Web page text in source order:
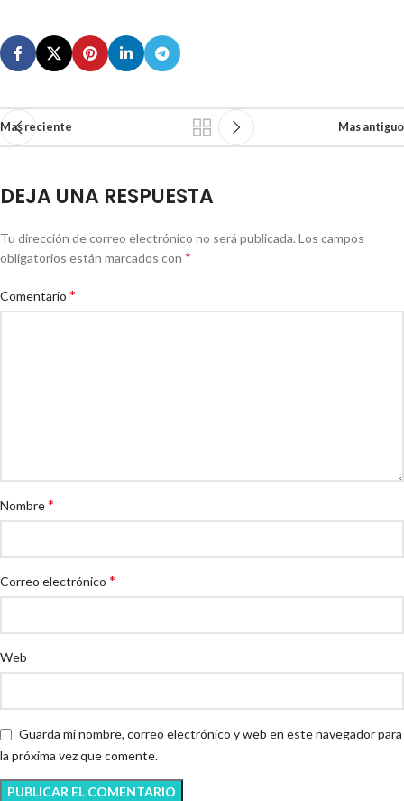
Mas reciente Mas antiguo
DEJA UNA RESPUESTA
Tu dirección de correo electrónico no será publicada. Los campos
obligatorios están marcados con *
Comentario *
Nombre*
Correo electrónico *
Web
Guarda mi nombre, correo electrónico y web en este navegador para
la próxima vez que comente.